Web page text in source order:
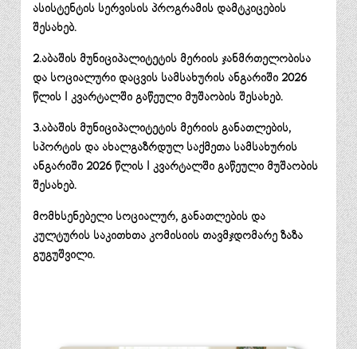
ასისტენტის სერვისის პროგრამის დამტკიცების
შესახებ.
2.აბაშის მუნიციპალიტეტის მერიის ჯანმრთელობისა
და სოციალური დაცვის სამსახურის ანგარიში 2026
წლის I კვარტალში გაწეული მუშაობის შესახებ.
3.აბაშის მუნიციპალიტეტის მერიის განათლების,
სპორტის და ახალგაზრდულ საქმეთა სამსახურის
ანგარიში 2026 წლის I კვარტალში გაწეული მუშაობის
შესახებ.
მომხსენებელი სოციალურ, განათლების და
კულტურის საკითხთა კომისიის თავმჯდომარე ზაზა
გუგუშვილი.